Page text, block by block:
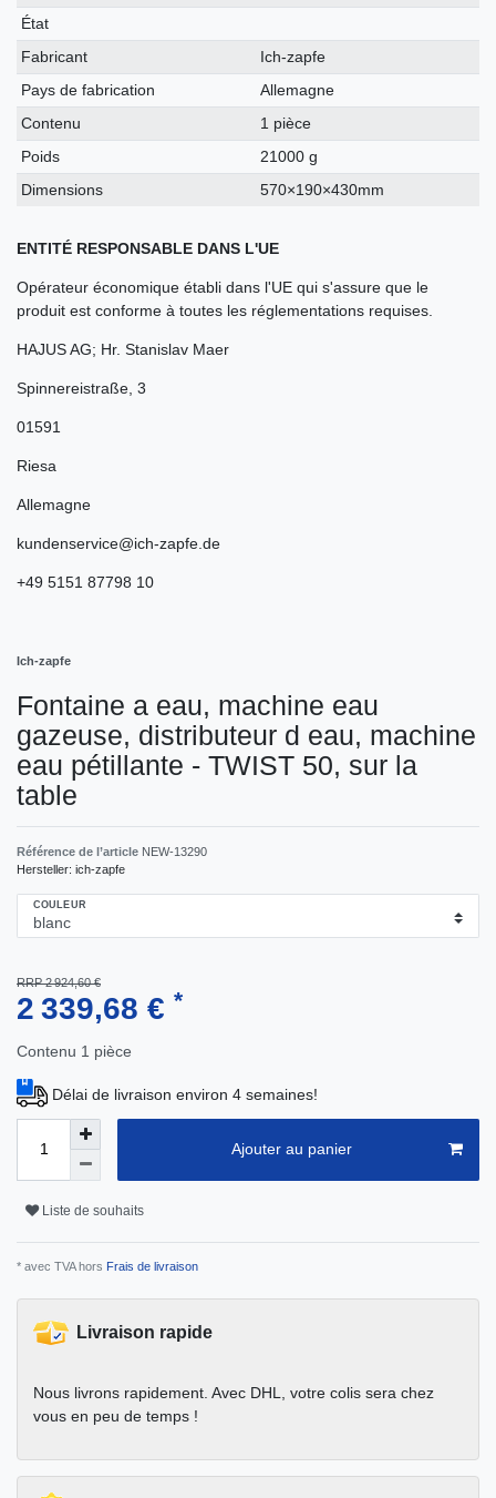
technique
État
Fabricant
Ich-zapfe
Pays de fabrication
Allemagne
Contenu
1 pièce
Poids
21000 g
Dimensions
570×190×430mm
ENTITÉ RESPONSABLE DANS L'UE
Opérateur économique établi dans l'UE qui s'assure que le
produit est conforme à toutes les réglementations requises.
HAJUS AG; Hr. Stanislav Maer
Spinnereistraße 3
01591
Riesa
Allemagne
kundenservice@ich-zapfe.de
+49 5151 87798 10
Ich-zapfe
Fontaine a eau, machine eau
gazeuse, distributeur d eau, machine
eau pétillante - TWIST 50, sur la
table
Référence de l’article NEW-13290
Hersteller: ich-zapfe
COULEUR
RRP 2 924,60 €
2 339,68 € *
Contenu 1 pièce
Délai de livraison environ 4 semaines!
Ajouter au panier
Liste de souhaits
* avec TVA hors Frais de livraison
Livraison rapide
Nous livrons rapidement. Avec DHL, votre colis sera chez
vous en peu de temps !